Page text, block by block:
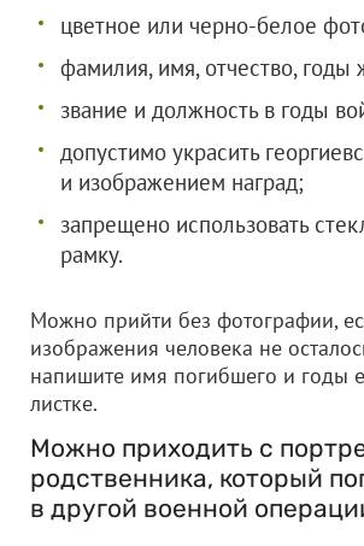
цветное или черно‑белое
фамилия, имя, отчество, годы
звание и должность в годы
допустимо украсить
и изображением наград;
запрещено использовать
рамку.
Можно прийти без фотографии,
изображения человека не
напишите имя погибшего и годы
листке.
Можно приходить с
родственника, который
в другой военной